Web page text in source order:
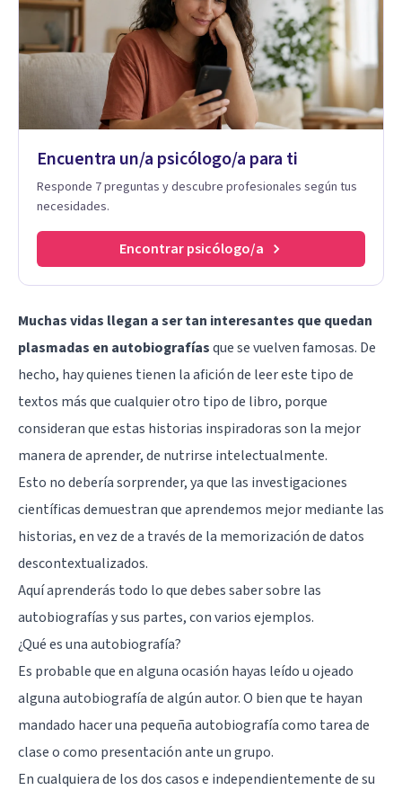
Encuentra un/a psicólogo/a para ti
Responde 7 preguntas y descubre profesionales según tus
necesidades.
Encontrar psicólogo/a
Muchas vidas llegan a ser tan interesantes que quedan
plasmadas en autobiografíasque se vuelven famosas. De
hecho, hay quienes tienen la afición de leer este tipo de
textos más que cualquier otro tipo de libro, porque
consideran que estas historias inspiradoras son la mejor
manera de aprender, de nutrirse intelectualmente.
Esto no debería sorprender, ya que las investigaciones
científicas demuestran que aprendemos mejor mediante las
historias, en vez de a través de la memorización de datos
descontextualizados.
Aquí aprenderás todo lo que debes saber sobre las
autobiografías y sus partes, con varios ejemplos.
¿Qué es una autobiografía?
Es probable que en alguna ocasión hayas leído u ojeado
alguna autobiografía de algún autor. O bien que te hayan
mandado hacer una pequeña autobiografía como tarea de
clase o como presentación ante un grupo.
En cualquiera de los dos casos e independientemente de su